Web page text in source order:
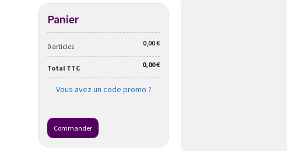
Panier
0 articles 0,00 €
Total TTC 0,00 €
Vous avez un code promo ?
Commander